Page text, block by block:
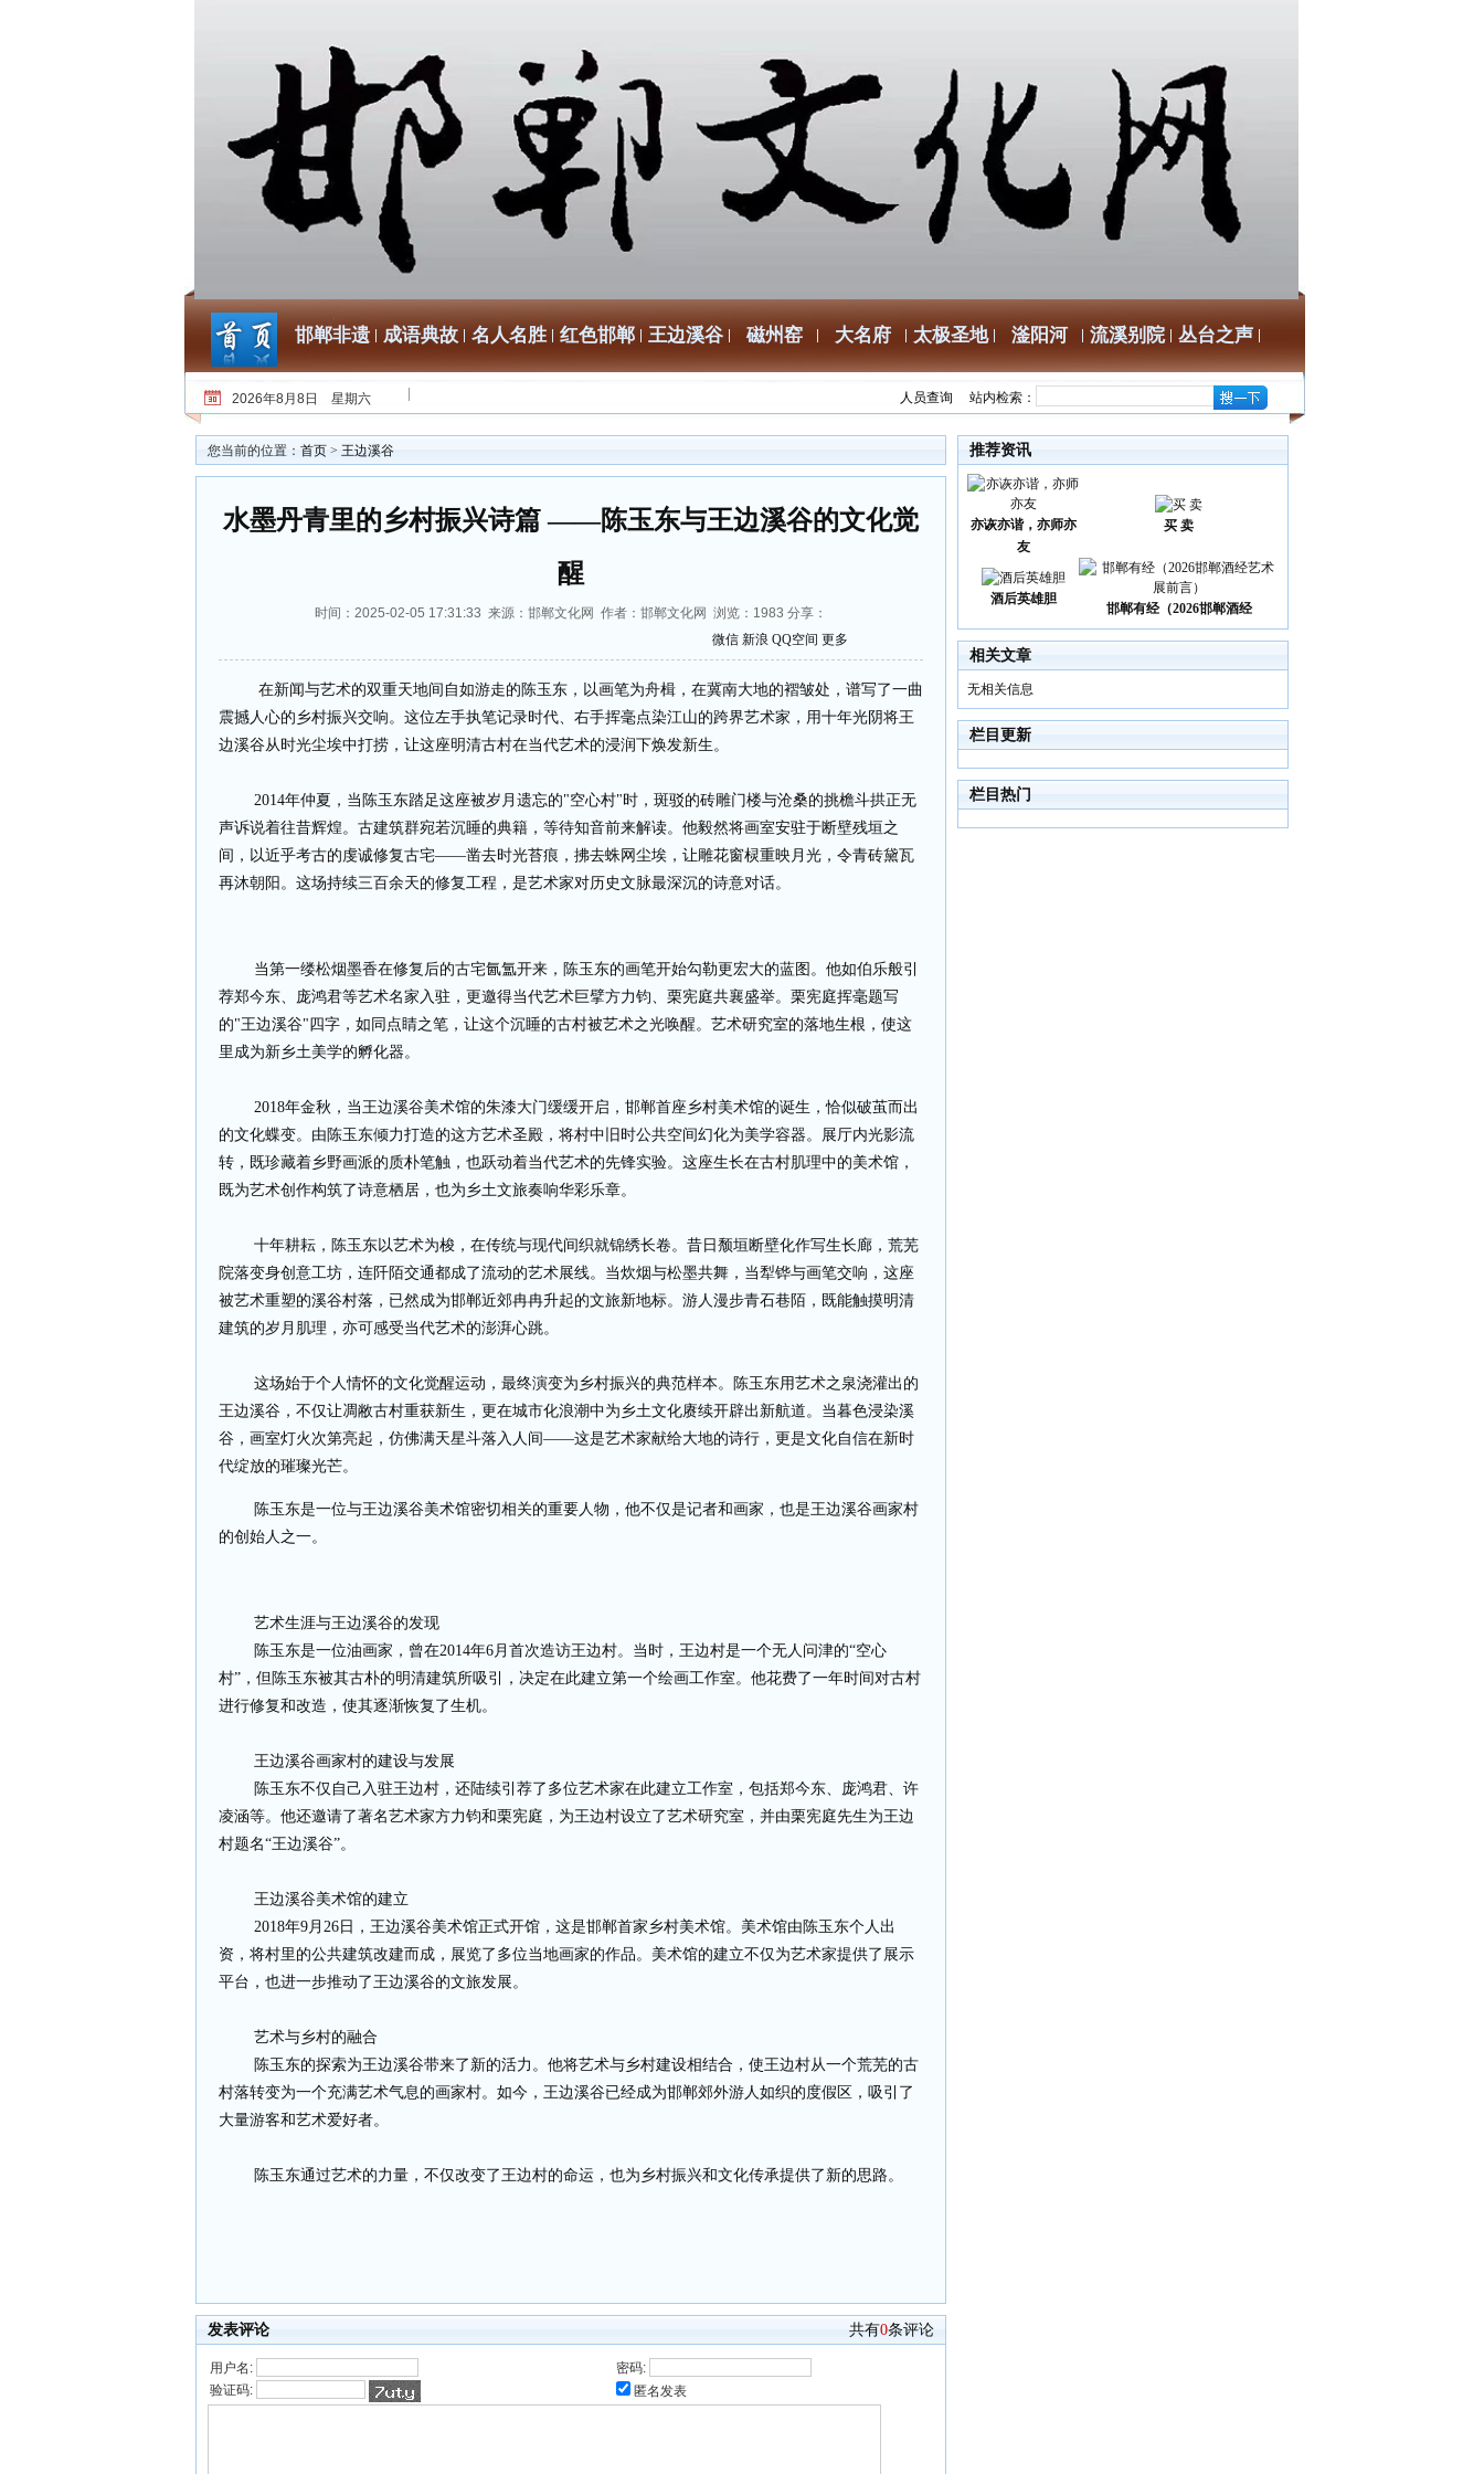
邯郸非遗 成语典故 名人名胜 红色邯郸 王边溪谷 磁州窑 大名府 太极圣地 滏阳河 流溪别院 丛台之声
2026年8月8日 星期六 人员查询 站内检索：
您当前的位置： 首页 > 王边溪谷
水墨丹青里的乡村振兴诗篇 ——陈玉东与王边溪谷的文化觉
醒
时间：2025-02-05 17:31:33 来源：邯郸文化网 作者：邯郸文化网 浏览： 1983 分享：
微信 新浪 QQ空间 更多
在新闻与艺术的双重天地间自如游走的陈玉东，以画笔为舟楫，在冀南大地的褶皱处，谱写了一曲
震撼人心的乡村振兴交响。这位左手执笔记录时代、右手挥毫点染江山的跨界艺术家，用十年光阴将王
边溪谷从时光尘埃中打捞，让这座明清古村在当代艺术的浸润下焕发新生。
2014年仲夏，当陈玉东踏足这座被岁月遗忘的"空心村"时，斑驳的砖雕门楼与沧桑的挑檐斗拱正无
声诉说着往昔辉煌。古建筑群宛若沉睡的典籍，等待知音前来解读。他毅然将画室安驻于断壁残垣之
间，以近乎考古的虔诚修复古宅——凿去时光苔痕，拂去蛛网尘埃，让雕花窗棂重映月光，令青砖黛瓦
再沐朝阳。这场持续三百余天的修复工程，是艺术家对历史文脉最深沉的诗意对话。
当第一缕松烟墨香在修复后的古宅氤氲开来，陈玉东的画笔开始勾勒更宏大的蓝图。他如伯乐般引
荐郑今东、庞鸿君等艺术名家入驻，更邀得当代艺术巨擘方力钧、栗宪庭共襄盛举。栗宪庭挥毫题写
的"王边溪谷"四字，如同点睛之笔，让这个沉睡的古村被艺术之光唤醒。艺术研究室的落地生根，使这
里成为新乡土美学的孵化器。
2018年金秋，当王边溪谷美术馆的朱漆大门缓缓开启，邯郸首座乡村美术馆的诞生，恰似破茧而出
的文化蝶变。由陈玉东倾力打造的这方艺术圣殿，将村中旧时公共空间幻化为美学容器。展厅内光影流
转，既珍藏着乡野画派的质朴笔触，也跃动着当代艺术的先锋实验。这座生长在古村肌理中的美术馆，
既为艺术创作构筑了诗意栖居，也为乡土文旅奏响华彩乐章。
十年耕耘，陈玉东以艺术为梭，在传统与现代间织就锦绣长卷。昔日颓垣断壁化作写生长廊，荒芜
院落变身创意工坊，连阡陌交通都成了流动的艺术展线。当炊烟与松墨共舞，当犁铧与画笔交响，这座
被艺术重塑的溪谷村落，已然成为邯郸近郊冉冉升起的文旅新地标。游人漫步青石巷陌，既能触摸明清
建筑的岁月肌理，亦可感受当代艺术的澎湃心跳。
这场始于个人情怀的文化觉醒运动，最终演变为乡村振兴的典范样本。陈玉东用艺术之泉浇灌出的
王边溪谷，不仅让凋敝古村重获新生，更在城市化浪潮中为乡土文化赓续开辟出新航道。当暮色浸染溪
谷，画室灯火次第亮起，仿佛满天星斗落入人间——这是艺术家献给大地的诗行，更是文化自信在新时
代绽放的璀璨光芒。
陈玉东是一位与王边溪谷美术馆密切相关的重要人物，他不仅是记者和画家，也是王边溪谷画家村
的创始人之一。
艺术生涯与王边溪谷的发现
陈玉东是一位油画家，曾在2014年6月首次造访王边村。当时，王边村是一个无人问津的“空心
村”，但陈玉东被其古朴的明清建筑所吸引，决定在此建立第一个绘画工作室。他花费了一年时间对古村
进行修复和改造，使其逐渐恢复了生机。
王边溪谷画家村的建设与发展
陈玉东不仅自己入驻王边村，还陆续引荐了多位艺术家在此建立工作室，包括郑今东、庞鸿君、许
凌涵等。他还邀请了著名艺术家方力钧和栗宪庭，为王边村设立了艺术研究室，并由栗宪庭先生为王边
村题名“王边溪谷”。
王边溪谷美术馆的建立
2018年9月26日，王边溪谷美术馆正式开馆，这是邯郸首家乡村美术馆。美术馆由陈玉东个人出
资，将村里的公共建筑改建而成，展览了多位当地画家的作品。美术馆的建立不仅为艺术家提供了展示
平台，也进一步推动了王边溪谷的文旅发展。
艺术与乡村的融合
陈玉东的探索为王边溪谷带来了新的活力。他将艺术与乡村建设相结合，使王边村从一个荒芜的古
村落转变为一个充满艺术气息的画家村。如今，王边溪谷已经成为邯郸郊外游人如织的度假区，吸引了
大量游客和艺术爱好者。
陈玉东通过艺术的力量，不仅改变了王边村的命运，也为乡村振兴和文化传承提供了新的思路。
发表评论 共有0条评论
用户名:
密码:
验证码:
匿名发表
推荐资讯
亦诙亦谐，亦师亦
友
买 卖
酒后英雄胆
邯郸有经（2026邯郸酒经
相关文章
无相关信息
栏目更新
栏目热门